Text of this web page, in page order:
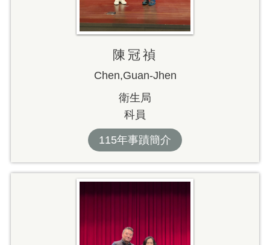
陳冠禎
Chen,Guan-Jhen
衛生局
科員
115年事蹟簡介